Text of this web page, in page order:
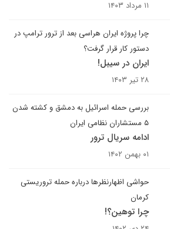
۱۱ مرداد ۱۴۰۳
چرا پروژه ایران هراسی بعد از ترور ترامپ در
دستور کار قرار گرفت؟
ایران در سیبل!
۲۸ تیر ۱۴۰۳
بررسی حمله اسرائیل به دمشق و کشته شدن
۵ مستشاران نظامی ایران
ادامه سریال ترور
۰۱ بهمن ۱۴۰۲
حواشی اظهارنظرها درباره حمله تروریستی
کرمان
چرا توهین؟!